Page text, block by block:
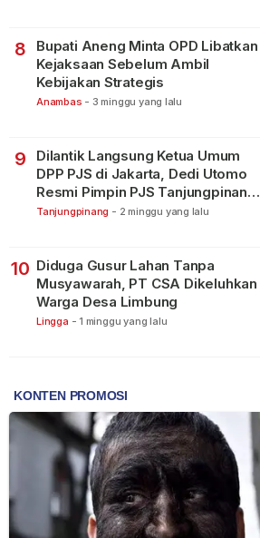
8
Bupati Aneng Minta OPD Libatkan
Kejaksaan Sebelum Ambil
Kebijakan Strategis
Anambas - 3 minggu yang lalu
9
Dilantik Langsung Ketua Umum
DPP PJS di Jakarta, Dedi Utomo
Resmi Pimpin PJS Tanjungpinang-
Bintan
Tanjungpinang - 2 minggu yang lalu
10 Diduga Gusur Lahan Tanpa
Musyawarah, PT CSA Dikeluhkan
Warga Desa Limbung
Lingga - 1 minggu yang lalu